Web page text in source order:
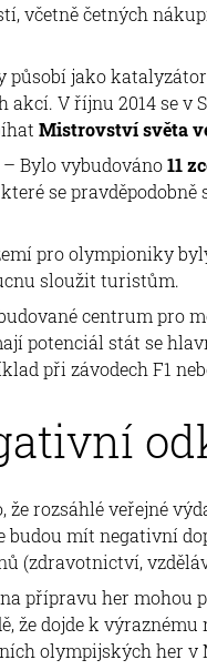
včetně četných
působí jako
V říjnu 2014 se v
Mistrovství světa
Bylo vybudováno11
se
pro olympioniky
sloužit turistům.
centrum pro
potenciál stát se
při závodech F1
že rozsáhlé veřejné
budou mít negativní
(zdravotnictví,
přípravu her mohou
že dojde k
olympijských her v